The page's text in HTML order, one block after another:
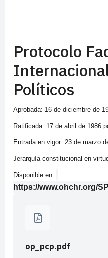
Protocolo
Políticos
Aprobada: 16 de diciembre de
Ratificada: 17 de abril de 1986
Entrada en vigor: 23 de marzo
Jerarquía constitucional en
Disponible en:
https://www.ohchr.org/
op_pcp.pdf